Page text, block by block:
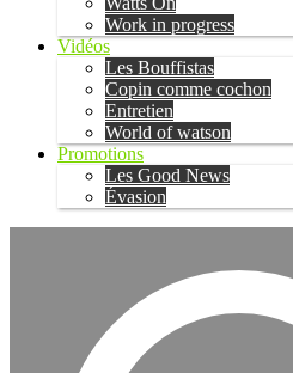
Work in progress
Vidéos
Les Bouffistas
Copin comme cochon
Entretien
World of watson
Promotions
Les Good News
Évasion